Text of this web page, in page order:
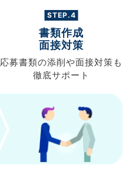
STEP.4
書類作成
面接対策
応募書類の添削や面接対策も
徹底サポート